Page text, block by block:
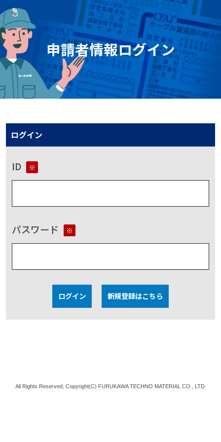
申請者情報ログイン
ログイン
ID ※
パスワード ※
ログイン 新規登録はこちら
All Rights Reserved, Copyright(C) FURUKAWA TECHNO MATERIAL CO., LTD.